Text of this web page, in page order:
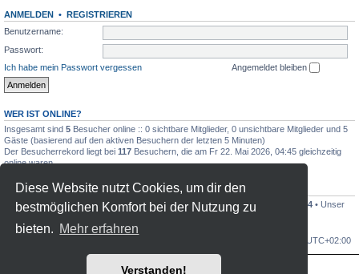
Diese Website nutzt Cookies, um dir den
bestmöglichen Komfort bei der Nutzung zu
bieten. Mehr erfahren
Verstanden!
ANMELDEN • REGISTRIEREN
Benutzername:
Passwort:
Ich habe mein Passwort vergessen
Angemeldet bleiben
WER IST ONLINE?
Insgesamt sind 5 Besucher online :: 0 sichtbare Mitglieder, 0 unsichtbare Mitglieder und 5
Gäste (basierend auf den aktiven Besuchern der letzten 5 Minuten)
Der Besucherrekord liegt bei 117 Besuchern, die am Fr 22. Mai 2026, 04:45 gleichzeitig
online waren.
STATISTIK
Beiträge insgesamt7844 • Themen insgesamt1808 • Mitglieder insgesamt 1104 • Unser
neuestes Mitglied:
UTC+02:00
Powered byphpBB® Forum Software © phpBB Limited